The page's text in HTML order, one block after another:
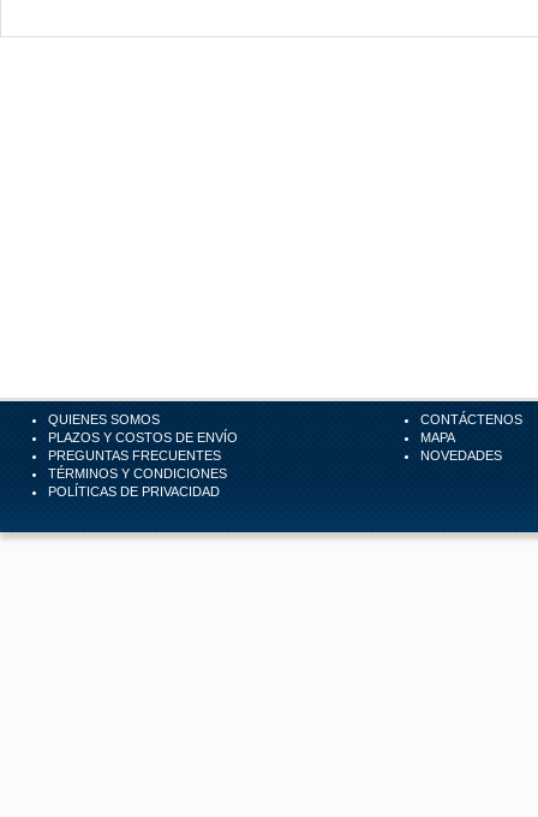
QUIENES SOMOS
PLAZOS Y COSTOS DE ENVÍO
PREGUNTAS FRECUENTES
TÉRMINOS Y CONDICIONES
POLÍTICAS DE PRIVACIDAD
CONTÁCTENOS
MAPA
NOVEDADES